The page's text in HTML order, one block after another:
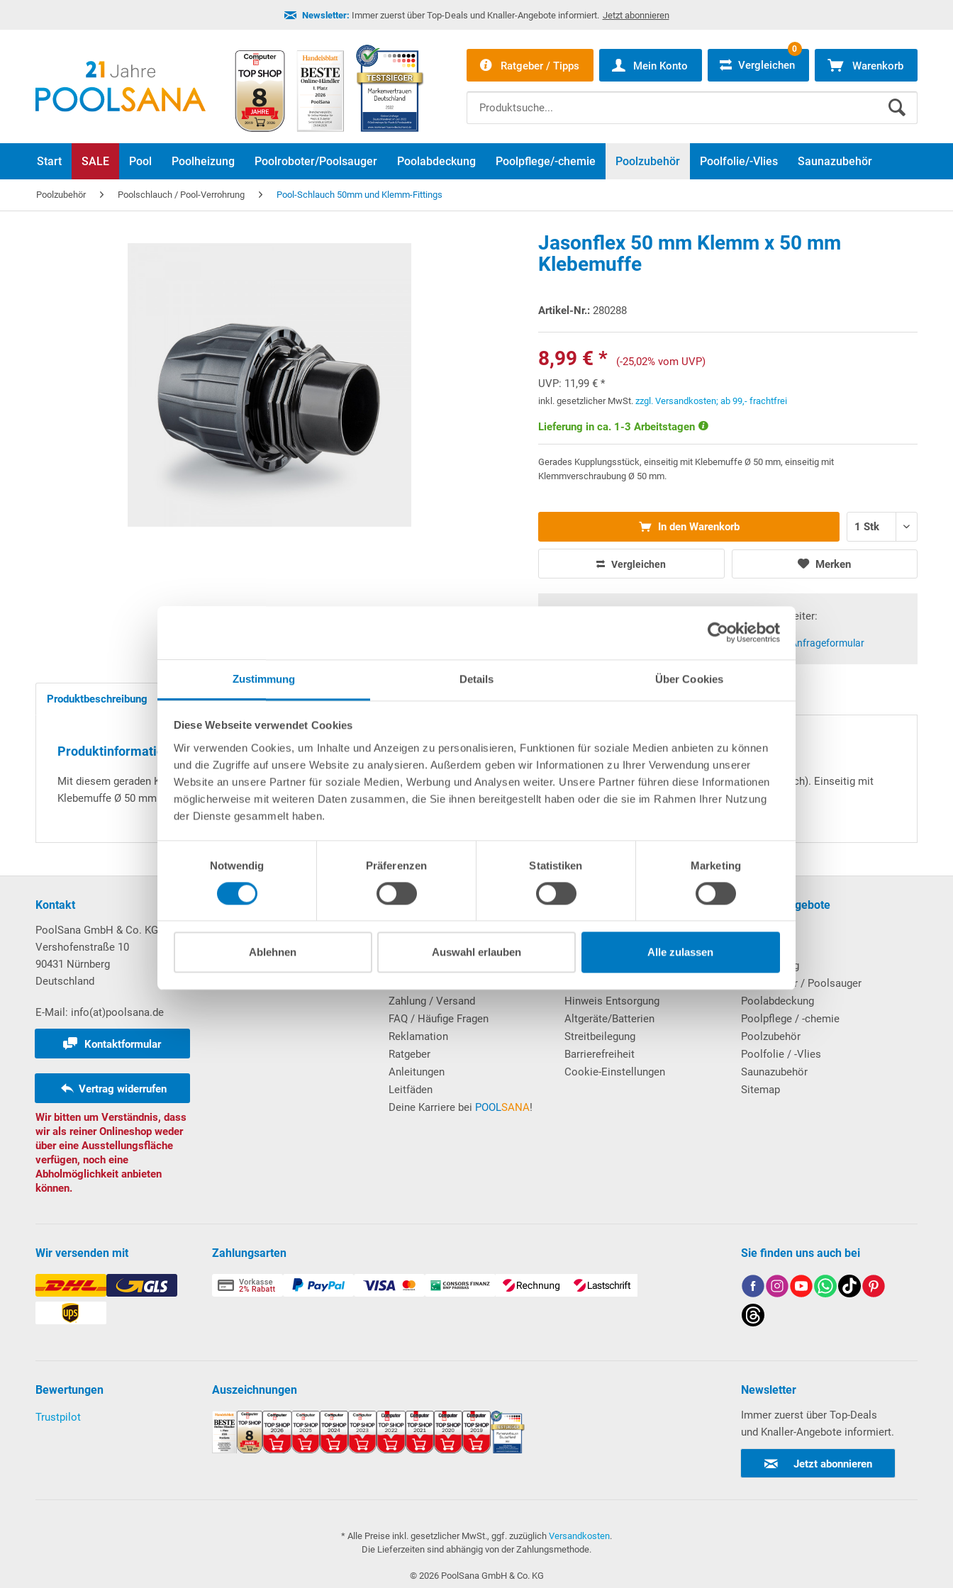
Zustimmung Details Über Cookies
Diese Webseite verwendet Cookies
Wir verwenden Cookies, um Inhalte und Anzeigen zu personalisieren, Funktionen für soziale Medien anbieten zu können
und die Zugriffe auf unsere Website zu analysieren. Außerdem geben wir Informationen zu Ihrer Verwendung unserer
Website an unsere Partner für soziale Medien, Werbung und Analysen weiter. Unsere Partner führen diese Informationen
möglicherweise mit weiteren Daten zusammen, die Sie ihnen bereitgestellt haben oder die sie im Rahmen Ihrer Nutzung
der Dienste gesammelt haben.
Notwendig
Präferenzen Statistiken Marketing
Ablehnen Auswahl erlauben Alle zulassen
Newsletter: Immer zuerst über Top-Deals und Knaller-Angebote informiert. Jetzt abonnieren
Ratgeber / Tipps Mein Konto Vergleichen
0
Warenkorb
Start SALE Pool Poolheizung Poolroboter/Poolsauger Poolabdeckung Poolpflege/-chemie Poolzubehör Poolfolie/-Vlies Saunazubehör
Poolzubehör Poolschlauch / Pool-Verrohrung Pool-Schlauch 50mm und Klemm-Fittings
Jasonflex 50 mm Klemm x 50 mm
Klebemuffe
Artikel-Nr.: 280288
8,99 € *
(-25,02% vom UVP)
UVP: 11,99 € *
inkl. gesetzlicher MwSt.zzgl. Versandkosten; ab 99,- frachtfrei
Lieferung in ca. 1-3 Arbeitstagen
Gerades Kupplungsstück, einseitig mit Klebemuffe Ø 50 mm, einseitig mit
Klemmverschraubung Ø 50 mm.
In den Warenkorb
Vergleichen Merken
Fragen? Wir helfen Ihnen gerne weiter:
Anfrageformular
Produktbeschreibung Herstellerangaben Nützliches/Tipps
Produktinformationen "Jasonflex 50 mm Klemm x 50 mm Klebemuffe"
Mit diesem geraden Kupplungsstück können Sie 2 Leitungen miteinander verbinden (starres PVC-Rohr auf PVC-Schlauch oder PVC-Schlauch auf PVC-Schlauch). Einseitig mit
Klebemuffe Ø 50 mm (PVC-Rohr oder -Schlauch), einseitig mit Klemmverschraubung Ø 50 mm (nur PVC-Schlauch möglich).
Kontakt
PoolSana GmbH & Co. KG
Vershofenstraße 10
90431 Nürnberg
Deutschland
E-Mail: info(at)poolsana.de
Kontaktformular
Vertrag widerrufen
Wir bitten um Verständnis, dass
wir als reiner Onlineshop weder
über eine Ausstellungsfläche
verfügen, noch eine
Abholmöglichkeit anbieten
können.
Mein Konto
Login / Registrierung
Merkzettel
Kundeninformationen
Über POOLSANA
Firmengeschichte
Zahlung / Versand
FAQ / Häufige Fragen
Reklamation
Ratgeber
Anleitungen
Leitfäden
Deine Karriere bei POOLSANA!
Rechtliche Informationen
Impressum
AGB / Verbraucherinformationen
Hinweis Entsorgung
Altgeräte/Batterien
Streitbeilegung
Barrierefreiheit
Cookie-Einstellungen
Unsere Angebote
SALE
Poolheizung
Poolroboter / Poolsauger
Poolabdeckung
Poolpflege / -chemie
Poolzubehör
Poolfolie / -Vlies
Saunazubehör
Sitemap
Wir versenden mit Zahlungsarten Sie finden uns auch bei
Bewertungen
Trustpilot
Auszeichnungen Newsletter
Immer zuerst über Top-Deals
und Knaller-Angebote informiert.
Jetzt abonnieren
* Alle Preise inkl. gesetzlicher MwSt., ggf. zuzüglich Versandkosten.
Die Lieferzeiten sind abhängig von der Zahlungsmethode.
© 2026PoolSana GmbH & Co. KG